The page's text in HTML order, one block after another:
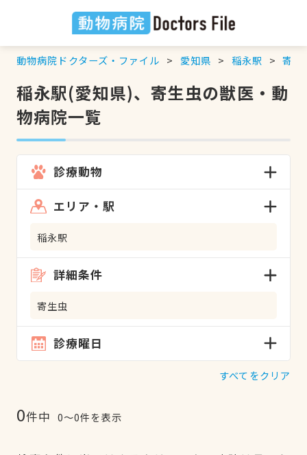
動物病院ドクターズ・ファイル 愛知県 稲永駅 寄生
稲永駅(愛知県)、寄生虫の獣医・動
物病院一覧
診療動物
エリア・駅
稲永駅
詳細条件
寄生虫
診療曜日
すべてをクリア
0件中 0〜0件を表示